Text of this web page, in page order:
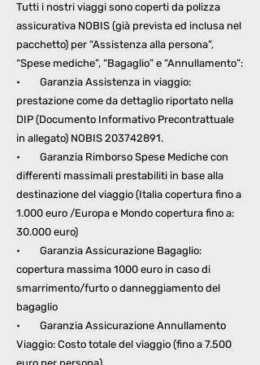
Tutti i nostri viaggi sono coperti da polizza
assicurativa NOBIS (già prevista ed inclusa nel
pacchetto) per “Assistenza alla persona”,
“Spese mediche”, “Bagaglio” e “Annullamento”:
• Garanzia Assistenza in viaggio:
prestazione come da dettaglio riportato nella
DIP (Documento Informativo Precontrattuale
in allegato) NOBIS 203742891.
• Garanzia Rimborso Spese Mediche con
differenti massimali prestabiliti in base alla
destinazione del viaggio (Italia copertura fino a
1.000 euro /Europa e Mondo copertura fino a:
30.000 euro)
• Garanzia Assicurazione Bagaglio:
copertura massima 1000 euro in caso di
smarrimento/furto o danneggiamento del
bagaglio
• Garanzia Assicurazione Annullamento
Viaggio: Costo totale del viaggio (fino a 7.500